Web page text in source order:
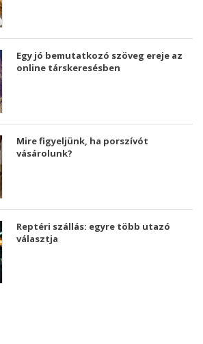
Egy jó bemutatkozó szöveg ereje az
online társkeresésben
Mire figyeljünk, ha porszívót
vásárolunk?
Reptéri szállás: egyre több utazó
választja